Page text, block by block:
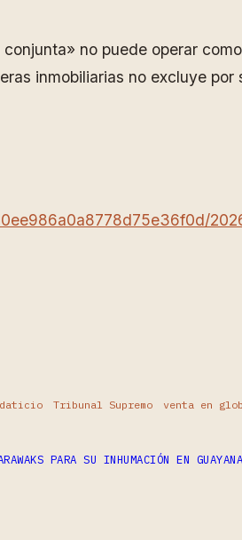
no puede operar
inmobiliarias no excluye
Tribunal Supremo venta en
PARA SU INHUMACIÓN EN GUAYANA